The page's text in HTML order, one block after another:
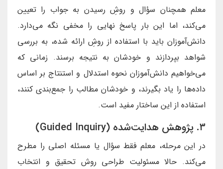
معلم همچنان سؤال و روشِ رسیدن به جواب را تعیین
می‌کند، اما این بار پاسخ نهایی را مخفی نگه می‌دارد.
دانش‌آموزان باید با استفاده از روشِ ارائه شده، به بررسی
شواهد بپردازند و خودشان به نتیجه برسند. زمانی که
می‌خواهیم دانش‌آموزان نحوه استدلال و استنتاج بر اساس
داده‌ها را یاد بگیرند، و خودشان مطالب را جمع‌بندی کنند،
استفاده از این ساختار مفید است.
۳. پژوهش هدایت‌شده (Guided Inquiry)
در این مرحله، معلم فقط سؤال یا مسئله اصلی را مطرح
می‌کند. حالا مسئولیت طراحی روش تحقیق و انتخاب